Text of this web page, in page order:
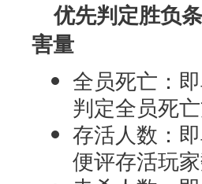
优先判定胜负
害量
全员死亡：
判定全员死
存活人数：
便评存活玩